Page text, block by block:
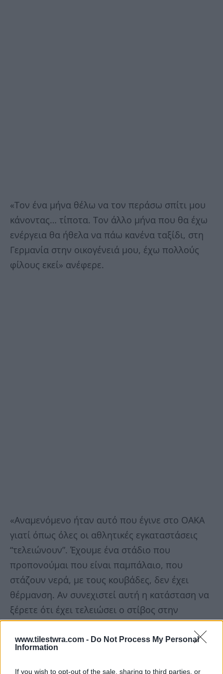
www.tilestwra.com - Do Not Process My Personal
Information
If you wish to opt-out of the sale, sharing to third parties, or
«Τον ένα μήνα θέλω να τον περάσω σπίτι μου
κάνοντας… τίποτα. Τον άλλο μήνα που θα έχω
ενέργεια θα ήθελα να πάω κανένα ταξίδι, στη
Γερμανία στην οικογένειά μου, έχω πολλούς
φίλους εκεί» ανέφερε.
«Αναμενόμενο ήταν αυτό που έγινε στο ΟΑΚΑ
γιατί όπως όλες οι αθλητικές εγκαταστάσεις
“τελειώνουν”. Έχουμε ένα στάδιο που
προπονούμαι που είναι παμπάλαιο, που
στάζουν νερά, με τους κουβάδες, δεν έχει
θέρμανση. Αν συνεχιστεί αυτή η κατάσταση να
ξέρετε ότι έχει τελειώσει ο στίβος στην
Ελλάδα.
Δείτε το βίντεο